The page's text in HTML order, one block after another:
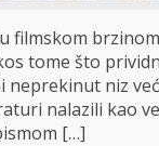
filmskom
tome što
niz
nalazili kao
[…]